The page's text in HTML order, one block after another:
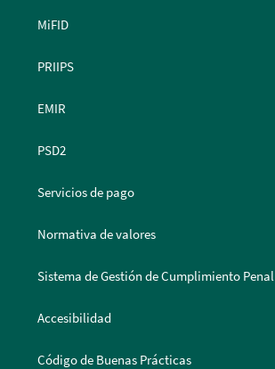
MiFID
PRIIPS
EMIR
PSD2
Servicios de pago
Normativa de valores
Sistema de Gestión de Cumplimiento Penal
Accesibilidad
Código de Buenas Prácticas